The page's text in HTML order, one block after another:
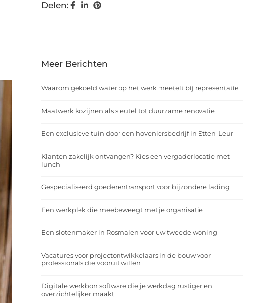
Delen:
Meer Berichten
Waarom gekoeld water op het werk meetelt bij representatie
Maatwerk kozijnen als sleutel tot duurzame renovatie
Een exclusieve tuin door een hoveniersbedrijf in Etten-Leur
Klanten zakelijk ontvangen? Kies een vergaderlocatie met
lunch
Gespecialiseerd goederentransport voor bijzondere lading
Een werkplek die meebeweegt met je organisatie
Een slotenmaker in Rosmalen voor uw tweede woning
Vacatures voor projectontwikkelaars in de bouw voor
professionals die vooruit willen
Digitale werkbon software die je werkdag rustiger en
overzichtelijker maakt